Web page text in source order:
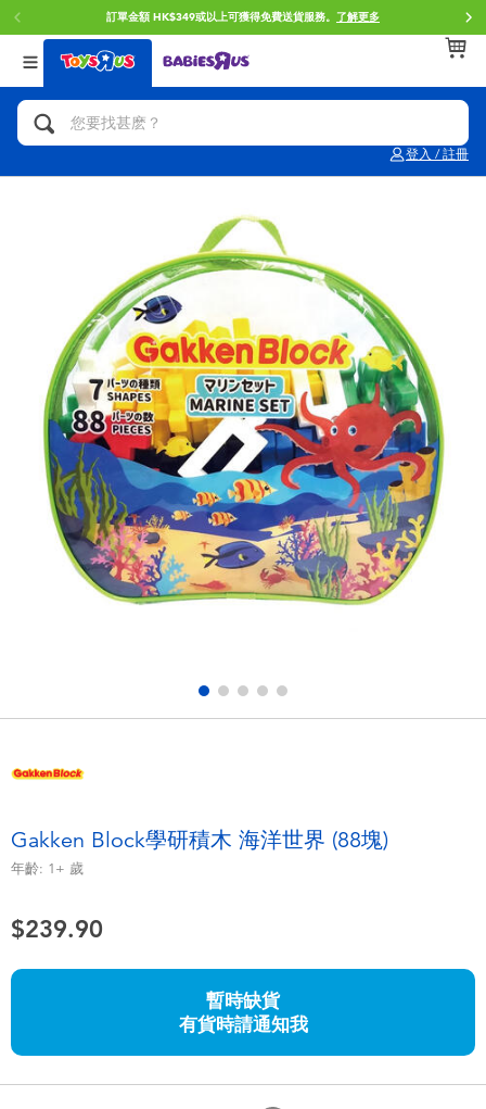
更多 門店自取服務 網上購買並在店內取貨。 了解更多
登入 / 註冊
返回
分類目錄
人氣英雄,角色扮演,射擊玩具
拼砌組合及樂高LEGO
玩具車,貨車,火車及遙控系列
手工藝,文具,蠟筆,泥膠,畫板
娃娃, 芭比,收藏公仔
電子玩具
遊戲及拼圖系列
毛毛公仔玩具
夏日用品
任天堂 Switch
返回
品牌
Brunch Brother 早午餐兄弟
Spider-Man蜘蛛俠
Mini Brands
Play-Doh培樂多
Pokemon寶可夢
playpop
LEGO樂高
返回
年齢
0~2歳
8~11歳
12~14歳
14歳以上
Gakken Block學研積木 海洋世界 (88塊)
年齡: 1+ 歲
$239.90
暫時缺貨
有貨時請通知我